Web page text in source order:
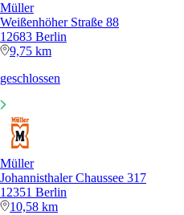
Müller
Weißenhöher Straße 88
12683 Berlin
9,75 km
geschlossen
Müller
Johannisthaler Chaussee 317
12351 Berlin
10,58 km